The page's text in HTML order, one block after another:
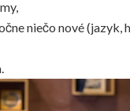
niečo nové (jazyk,